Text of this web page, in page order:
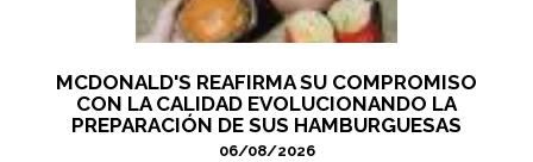
MCDONALD'S REAFIRMA SU COMPROMISO
CON LA CALIDAD EVOLUCIONANDO LA
PREPARACIÓN DE SUS HAMBURGUESAS
06/08/2026